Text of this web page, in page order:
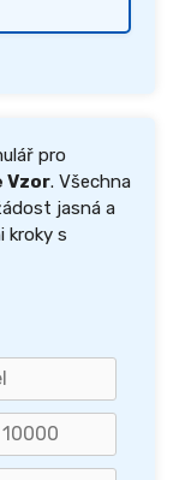
pro
Vzor. Všechna
jasná a
kroky s